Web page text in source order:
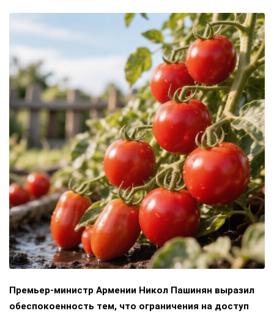
Премьер-министр Армении Никол Пашинян выразил
обеспокоенность тем, что ограничения на доступ